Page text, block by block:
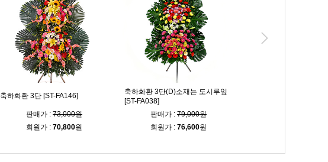
축하화환 3단 [ST-FA146]
판매가 : 73,000원
회원가 : 70,800원
축하화환 3단(D)소재는 도시루잎
[ST-FA038]
판매가 : 79,000원
회원가 : 76,600원